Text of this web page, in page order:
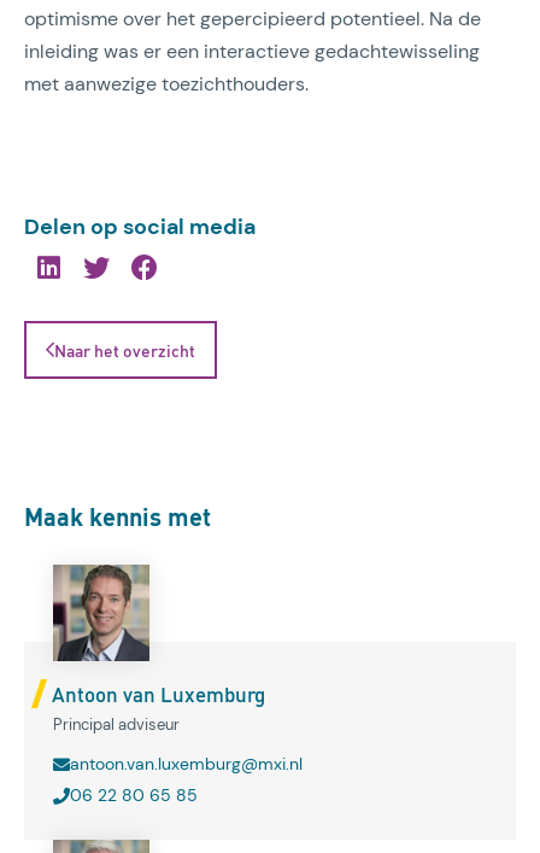
optimisme over het gepercipieerd potentieel. Na de
inleiding was er een interactieve gedachtewisseling
met aanwezige toezichthouders.
Delen op social media
Naar het overzicht
Maak kennis met
Antoon van Luxemburg
Principal adviseur
antoon.van.luxemburg@mxi.nl
06 22 80 65 85